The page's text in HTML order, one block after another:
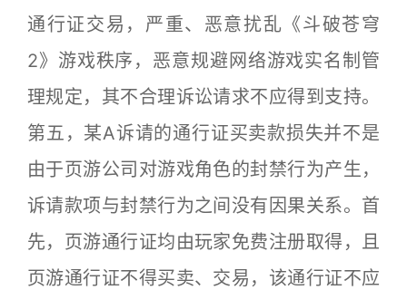
通行证交易，严重、恶意扰乱《斗破苍穹
2》游戏秩序，恶意规避网络游戏实名制管
理规定，其不合理诉讼请求不应得到支持。
第五，某A诉请的通行证买卖款损失并不是
由于页游公司对游戏角色的封禁行为产生，
诉请款项与封禁行为之间没有因果关系。首
先，页游通行证均由玩家免费注册取得，且
页游通行证不得买卖、交易，该通行证不应